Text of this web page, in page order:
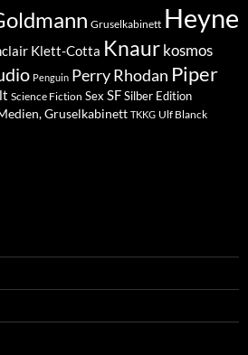
Gruselkabinett Heyne
Klett-Cotta Knaur kosmos
Penguin Perry Rhodan Piper
Science Fiction Sex SFSilber Edition
Gruselkabinett TKKG Ulf Blanck